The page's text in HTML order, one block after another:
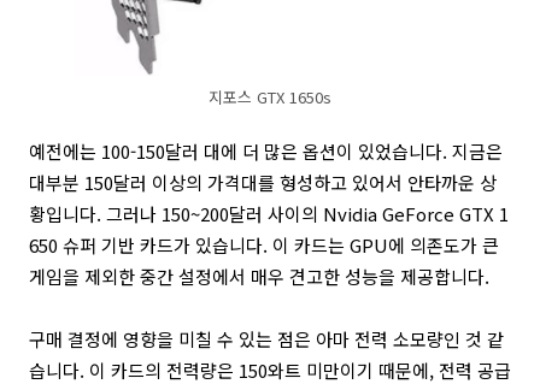
지포스 GTX 1650s
예전에는 100-150달러 대에 더 많은 옵션이 있었습니다. 지금은
대부분 150달러 이상의 가격대를 형성하고 있어서 안타까운 상
황입니다. 그러나 150~200달러 사이의 Nvidia GeForce GTX 1
650 슈퍼 기반 카드가 있습니다. 이 카드는 GPU에 의존도가 큰
게임을 제외한 중간 설정에서 매우 견고한 성능을 제공합니다.
구매 결정에 영향을 미칠 수 있는 점은 아마 전력 소모량인 것 같
습니다. 이 카드의 전력량은 150와트 미만이기 때문에, 전력 공급